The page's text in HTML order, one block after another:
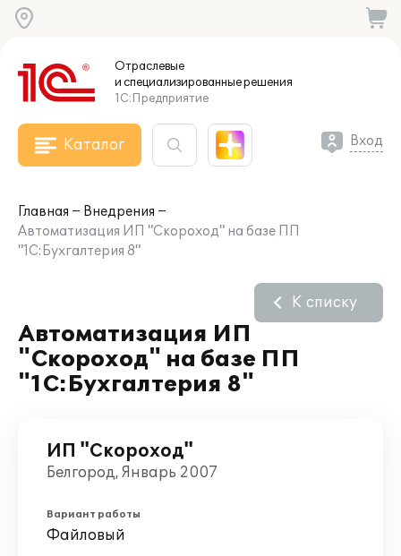
Отраслевые
и специализированныерешения
1С:Предприятие
Каталог Вход
Главная
Внедрения
Автоматизация ИП "Скороход" на базе ПП
"1С:Бухгалтерия 8"
Автоматизация ИП
"Скороход" на базе ПП
"1С:Бухгалтерия 8"
К списку
ИП "Скороход"
Белгород, Январь 2007
Вариант работы
Файловый